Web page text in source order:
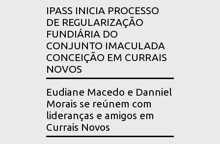
IPASS INICIA PROCESSO
DE REGULARIZAÇÃO
FUNDIÁRIA DO
CONJUNTO IMACULADA
CONCEIÇÃO EM CURRAIS
NOVOS
Eudiane Macedo e Danniel
Morais se reúnem com
lideranças e amigos em
Currais Novos